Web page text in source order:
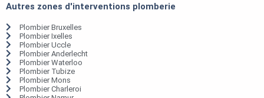
Autres zones d'interventions plomberie
Plombier Bruxelles
Plombier Ixelles
Plombier Uccle
Plombier Anderlecht
Plombier Waterloo
Plombier Tubize
Plombier Mons
Plombier Charleroi